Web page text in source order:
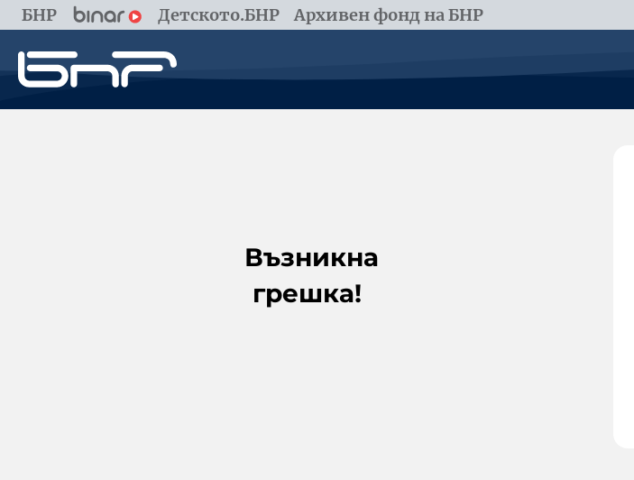
БНР Детското.БНР Архивен фонд на БНР
Възникна
грешка!